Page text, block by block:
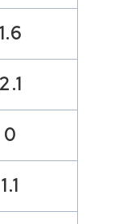
1.6
2.1
0
1.1